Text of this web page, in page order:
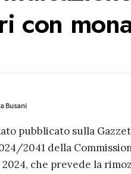
con
Busani
pubblicato sulla
2041 della
che prevede la